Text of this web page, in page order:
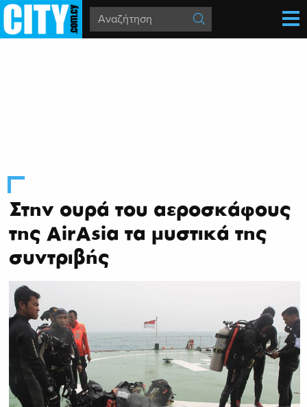
Στην ουρά του αεροσκάφους
της AirAsia τα μυστικά της
συντριβής